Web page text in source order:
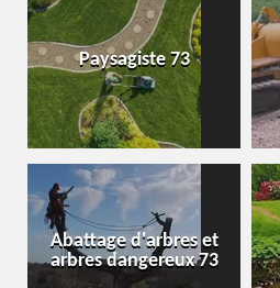
Paysagiste 73
Abattage d'arbres et
arbres dangereux 73